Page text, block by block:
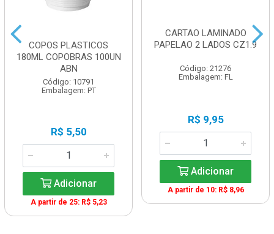
COPOS PLASTICOS
180ML COPOBRAS 100UN
ABN
Código: 10791
Embalagem: PT
R$ 5,50
Adicionar
A partir de 25: R$ 5,23
CARTAO LAMINADO
PAPELAO 2 LADOS CZ1.9
Código: 21276
Embalagem: FL
R$ 9,95
Adicionar
A partir de 10: R$ 8,96